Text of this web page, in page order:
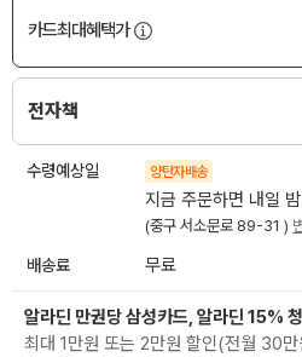
카드최대혜택가
전자책
수령예상일 양탄자배송
지금 주문하면 내일 밤
(중구 서소문로 89-31 )
배송료 무료
알라딘 만권당 삼성카드, 알라딘 15%
최대 1만원 또는 2만원 할인(전월 30